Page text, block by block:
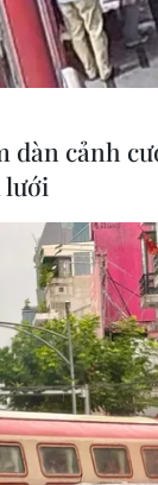
MỤC
thương
hai nước Việt
dàn cảnh
lưới